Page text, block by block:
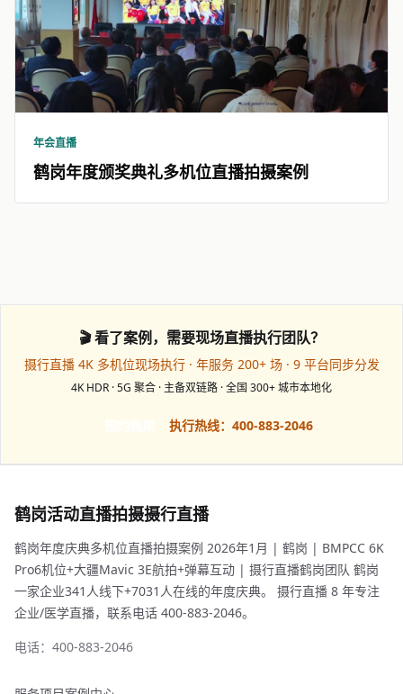
年会直播
鹤岗年度颁奖典礼多机位直播拍摄案例
🎬 看了案例，需要现场直播执行团队？
摄行直播 4K 多机位现场执行 · 年服务 200+ 场 · 9 平台同步分发
4K HDR · 5G 聚合 · 主备双链路 · 全国 300+ 城市本地化
执行热线：400-883-2046
鹤岗活动直播拍摄摄行直播
鹤岗年度庆典多机位直播拍摄案例 2026年1月 | 鹤岗 | BMPCC 6K
Pro6机位+大疆Mavic 3E航拍+弹幕互动 | 摄行直播鹤岗团队 鹤岗
一家企业341人线下+7031人在线的年度庆典。 摄行直播 8 年专注
企业/医学直播，联系电话 400-883-2046。
电话：400-883-2046